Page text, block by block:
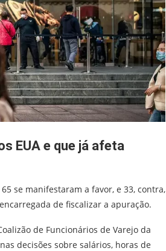
EUA e que já afeta
se manifestaram a favor, e 33, contra,
de fiscalizar a apuração.
de Funcionários de Varejo da
decisões sobre salários, horas de